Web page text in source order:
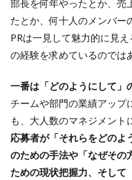
部長を何年やったとか、売
たとか、何十人のメンバー
PRは一見して魅力的に見
の経験を求めているのでは
一番は「どのようにして」
チームや部門の業績アップ
も、大人数のマネジメント
応募者が「それらをどのよ
のための手法や「なぜその
ための現状把握力、そして